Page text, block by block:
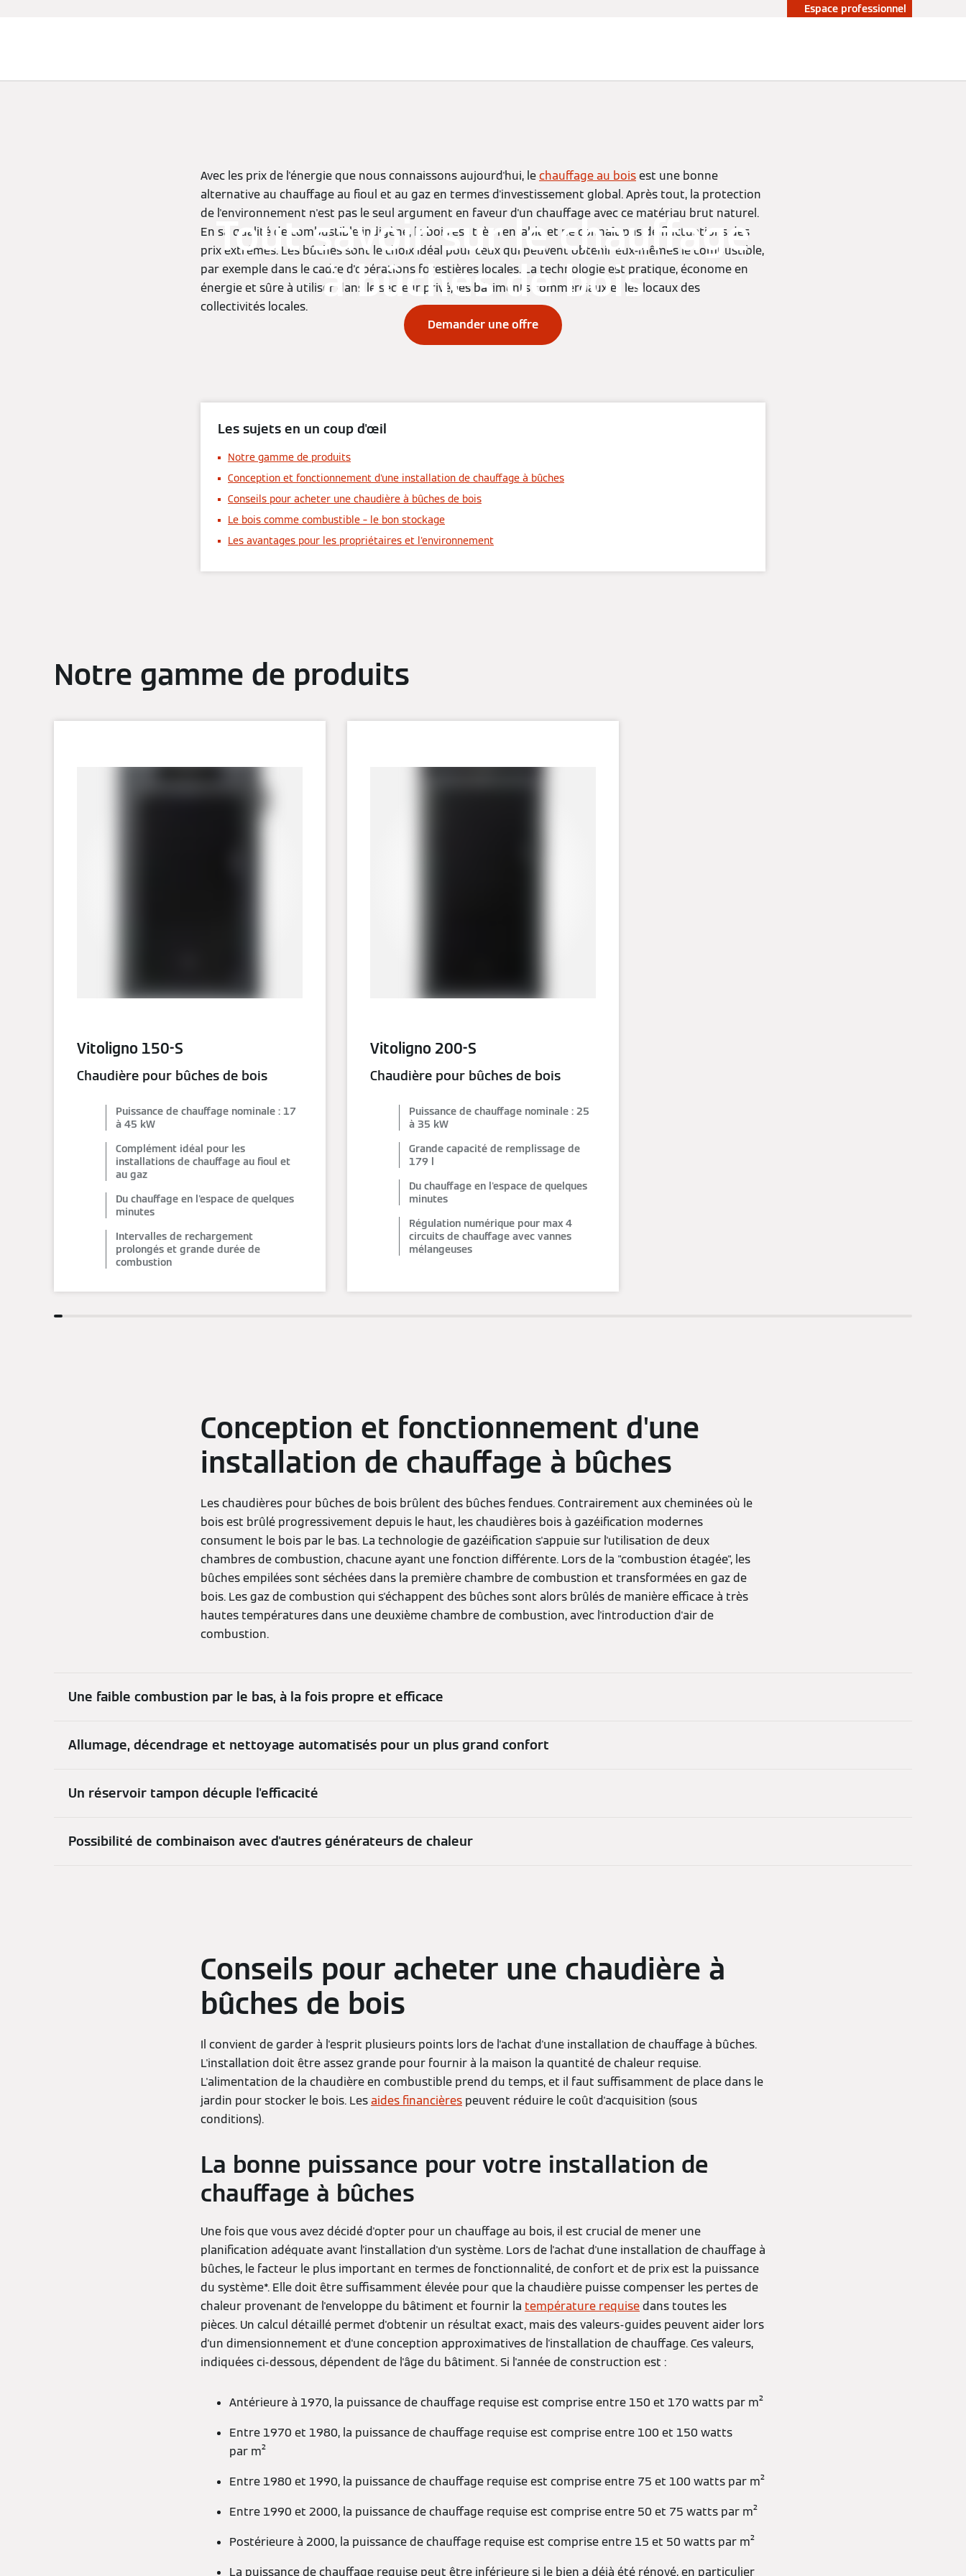
Espace professionnel
Tout savoir sur le chauffage
à bûches de bois
Demander une offre
Avec les prix de l'énergie que nous connaissons aujourd'hui, lechauffage au boisest une bonne
alternative au chauffage au fioul et au gaz en termes d'investissement global. Après tout, la protection
de l'environnement n'est pas le seul argument en faveur d'un chauffage avec ce matériau brut naturel.
En sa qualité de combustible indigène, le bois est très rentable et ne connaît pas de fluctuations des
prix extrêmes. Les bûches sont le choix idéal pour ceux qui peuvent obtenir eux-mêmes le combustible,
par exemple dans le cadre d'opérations forestières locales. La technologie est pratique, économe en
énergie et sûre à utiliser dans le secteur privé, les bâtiments commerciaux et les locaux des
collectivités locales.
Les sujets en un coup d'œil
Notre gamme de produits
Conception et fonctionnement d'une installation de chauffage à bûches
Conseils pour acheter une chaudière à bûches de bois
Le bois comme combustible – le bon stockage
Les avantages pour les propriétaires et l'environnement
Notre gamme de produits
Vitoligno 150-S
Chaudière pour bûches de bois
Puissance de chauffage nominale : 17
à 45 kW
Complément idéal pour les
installations de chauffage au fioul et
au gaz
Du chauffage en l'espace de quelques
minutes
Intervalles de rechargement
prolongés et grande durée de
combustion
Vitoligno 200-S
Chaudière pour bûches de bois
Puissance de chauffage nominale : 25
à 35 kW
Grande capacité de remplissage de
179 l
Du chauffage en l'espace de quelques
minutes
Régulation numérique pour max 4
circuits de chauffage avec vannes
mélangeuses
Conception et fonctionnement d'une
installation de chauffage à bûches
Les chaudières pour bûches de bois brûlent des bûches fendues. Contrairement aux cheminées où le
bois est brûlé progressivement depuis le haut, les chaudières bois à gazéification modernes
consument le bois par le bas. La technologie de gazéification s'appuie sur l'utilisation de deux
chambres de combustion, chacune ayant une fonction différente. Lors de la "combustion étagée", les
bûches empilées sont séchées dans la première chambre de combustion et transformées en gaz de
bois. Les gaz de combustion qui s'échappent des bûches sont alors brûlés de manière efficace à très
hautes températures dans une deuxième chambre de combustion, avec l'introduction d'air de
combustion.
Une faible combustion par le bas, à la fois propre et efficace
Allumage, décendrage et nettoyage automatisés pour un plus grand confort
Un réservoir tampon décuple l'efficacité
Possibilité de combinaison avec d'autres générateurs de chaleur
Conseils pour acheter une chaudière à
bûches de bois
Il convient de garder à l'esprit plusieurs points lors de l'achat d'une installation de chauffage à bûches.
L'installation doit être assez grande pour fournir à la maison la quantité de chaleur requise.
L'alimentation de la chaudière en combustible prend du temps, et il faut suffisamment de place dans le
jardin pour stocker le bois. Lesaides financières peuvent réduire le coût d'acquisition (sous
conditions).
La bonne puissance pour votre installation de
chauffage à bûches
Une fois que vous avez décidé d'opter pour un chauffage au bois, il est crucial de mener une
planification adéquate avant l'installation d'un système. Lors de l'achat d'une installation de chauffage à
bûches, le facteur le plus important en termes de fonctionnalité, de confort et de prix est la puissance
du système*. Elle doit être suffisamment élevée pour que la chaudière puisse compenser les pertes de
chaleur provenant de l'enveloppe du bâtiment et fournir la température requisedans toutes les
pièces. Un calcul détaillé permet d'obtenir un résultat exact, mais des valeurs-guides peuvent aider lors
d'un dimensionnement et d'une conception approximatives de l'installation de chauffage. Ces valeurs,
indiquées ci-dessous, dépendent de l'âge du bâtiment. Si l'année de construction est :
Antérieure à 1970, la puissance de chauffage requise est comprise entre 150 et 170 watts par m²
Entre 1970 et 1980, la puissance de chauffage requise est comprise entre 100 et 150 watts
par m²
Entre 1980 et 1990, la puissance de chauffage requise est comprise entre 75 et 100 watts par m²
Entre 1990 et 2000, la puissance de chauffage requise est comprise entre 50 et 75 watts par m²
Postérieure à 2000, la puissance de chauffage requise est comprise entre 15 et 50 watts par m²
La puissance de chauffage requise peut être inférieure si le bien a déjà été rénové, en particulier